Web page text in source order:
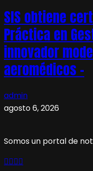
SIS obtiene
Práctica en
innovador
aeromédicos –
admin
agosto 6, 2026
Somos un portal de